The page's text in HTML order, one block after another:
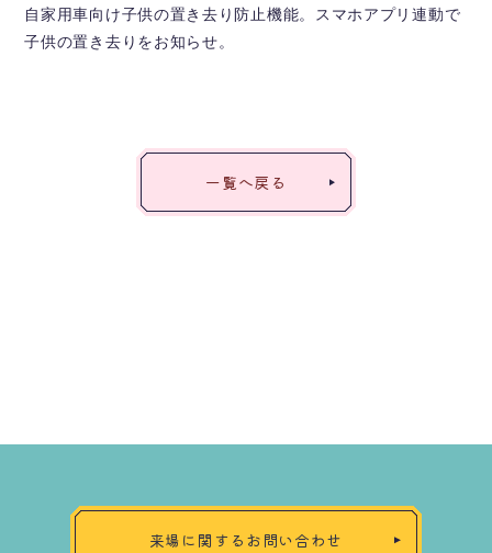
自家用車向け子供の置き去り防止機能。スマホアプリ連動で
子供の置き去りをお知らせ。
一覧へ戻る
来場に関するお問い合わせ